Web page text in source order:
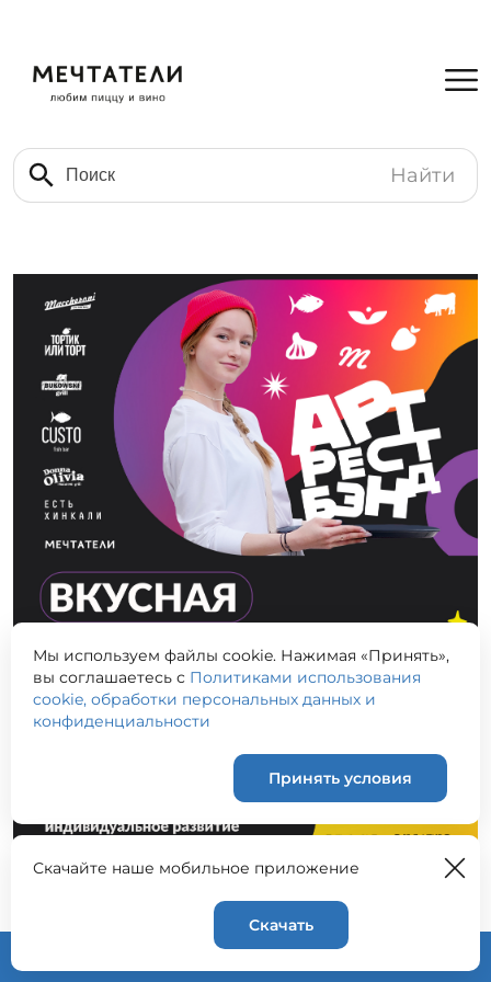
Найти
Мы используем файлы cookie. Нажимая «Принять»,
вы соглашаетесь с Политиками использования
cookie, обработки персональных данных и
конфиденциальности
Принять условия
Скачайте наше мобильное приложение
Скачать